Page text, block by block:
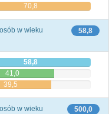
70,8
58,8
w wieku
58,8
41,0
39,5
500,0
w wieku